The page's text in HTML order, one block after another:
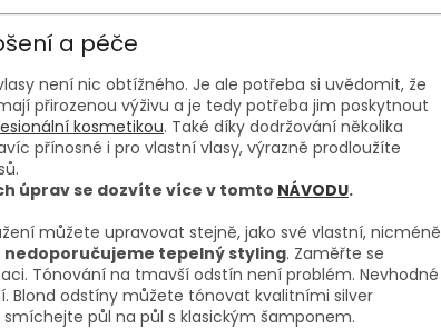
a péče
není nic obtížného. Je ale potřeba si uvědomit, že
přirozenou výživu a je tedy potřeba jim poskytnout
kosmetikou. Také díky dodržování několika
přínosné i pro vlastní vlasy, výrazně prodloužíte
úprav se dozvíte více v tomto NÁVODU.
můžete upravovat stejně, jako své vlastní, nicméně
tepelný styling. Zaměřte se
Tónování na tmavší odstín není problém. Nevhodné
Blond odstíny můžete tónovat kvalitními silver
půl na půl s klasickým šamponem.